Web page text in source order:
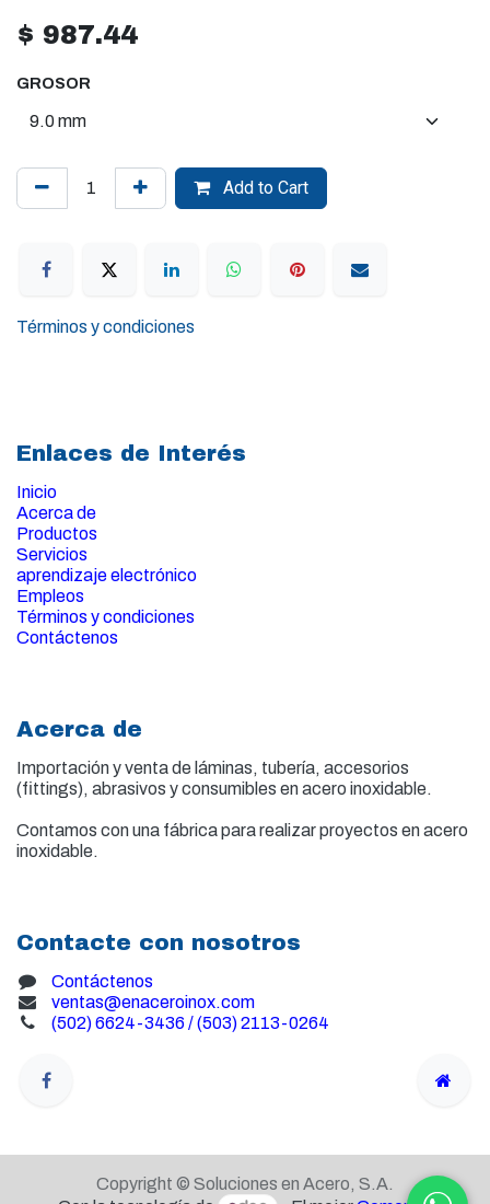
$ 987.44
GROSOR
Add to Cart
Términos y condiciones
Enlaces de Interés
Inicio
Acerca de
Productos
Servicios
aprendizaje electrónico
Empleos
Términos y condiciones
Contáctenos
Acerca de
Importación y venta de láminas, tubería, accesorios
(fittings), abrasivos y consumibles en acero inoxidable.
Contamos con una fábrica para realizar proyectos en acero
inoxidable.
Contacte con nosotros
Contáctenos
ventas@enaceroinox.com
(502) 6624-3436 / (503) 2113-0264
Copyright © Soluciones en Acero, S.A.